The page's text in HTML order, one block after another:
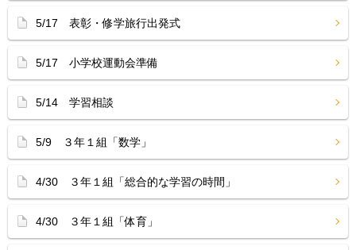
5/17 表彰・修学旅行出発式
5/17 小学校運動会準備
5/14 学習相談
5/9 ３年１組「数学」
4/30 ３年１組「総合的な学習の時間」
4/30 ３年１組「体育」